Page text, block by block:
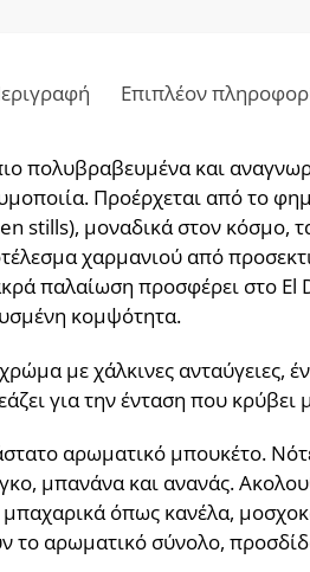
Επιπλέον
πολυβραβευμένα και
Προέρχεται από το
stills), μοναδικά στον κόσμο,
χαρμανιού από
παλαίωση προσφέρει στο
κομψότητα.
με χάλκινες ανταύγειες,
για την ένταση που κρύβει
αρωματικό μπουκέτο.
μπανάνα και ανανάς.
όπως κανέλα,
το αρωματικό σύνολο,